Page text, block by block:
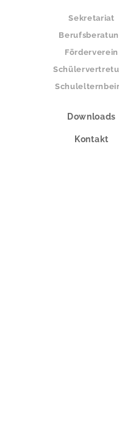
Sekretariat
Förderverein
Downloads
Kontakt